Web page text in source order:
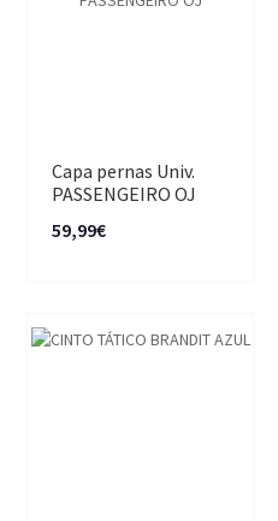
Capa pernas Univ.
PASSENGEIRO OJ
59,99€